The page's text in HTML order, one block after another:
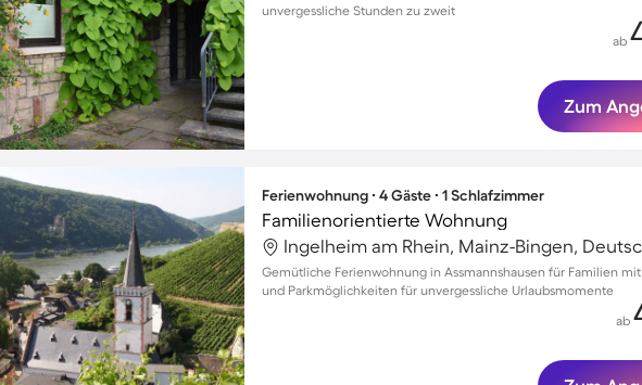
unvergessliche Stunden zu zweit
ab
Zum
Ferienwohnung ∙ 4 Gäste ∙ 1 Schlafzimmer
Familienorientierte Wohnung
Ingelheim am Rhein, Mainz-Bingen,
Gemütliche Ferienwohnung in Assmannshausen für Familien mit
und Parkmöglichkeiten für unvergessliche Urlaubsmomente
ab